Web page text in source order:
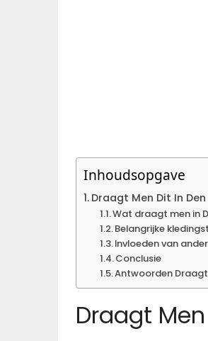
Inhoudsopgave
Draagt Men Dit In
Wat draagt men in
Belangrijke
Invloeden van
Conclusie
Antwoorden Draagt
Draagt